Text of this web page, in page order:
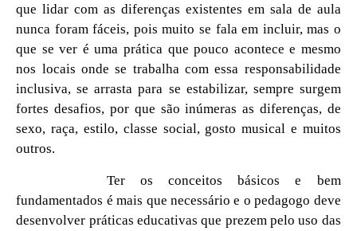
que lidar com as diferenças existentes em sala de aula
nunca foram fáceis, pois muito se fala em incluir, mas o
que se ver é uma prática que pouco acontece e mesmo
nos locais onde se trabalha com essa responsabilidade
inclusiva, se arrasta para se estabilizar, sempre surgem
fortes desafios, por que são inúmeras as diferenças, de
sexo, raça, estilo, classe social, gosto musical e muitos
outros.
Ter os conceitos básicos e bem
fundamentados é mais que necessário e o pedagogo deve
desenvolver práticas educativas que prezem pelo uso das